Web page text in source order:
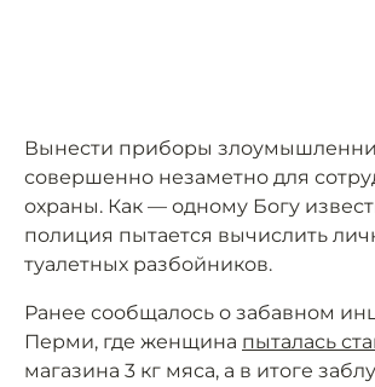
Вынести приборы
совершенно незаметно для
охраны. Как — одному Богу
полиция пытается вычислить
туалетных разбойников.
Ранее сообщалось о забавном
Перми, где женщина пыталась
магазина 3 кг мяса, а в итоге